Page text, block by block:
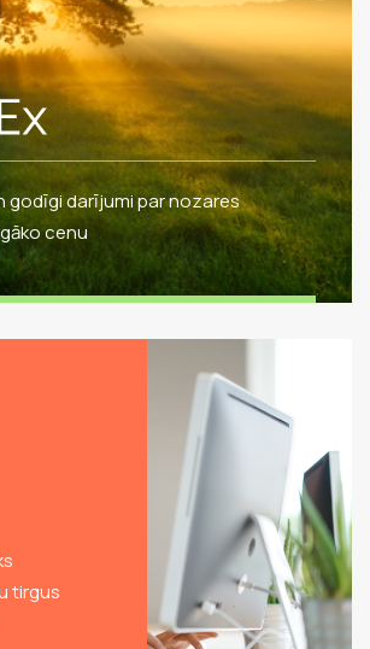
godīgi darījumi par nozares
cenu
tirgus